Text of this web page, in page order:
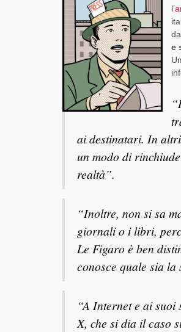
l’
da
e
ai destinatari. In
un modo di
realtà”.
“Inoltre, non si sa
giornali o i libri,
Le Figaro è ben
conosce quale sia
“A Internet e ai
X, che si dia il caso